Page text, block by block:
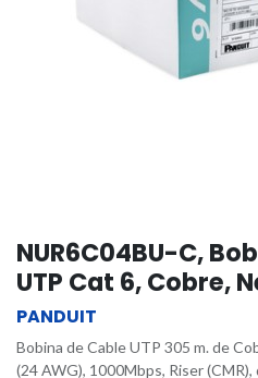
NUR6C04BU-C,
UTP Cat 6, Cobre,
PANDUIT
Bobina de Cable UTP 305 m. de
(24 AWG), 1000Mbps, Riser (CMR),